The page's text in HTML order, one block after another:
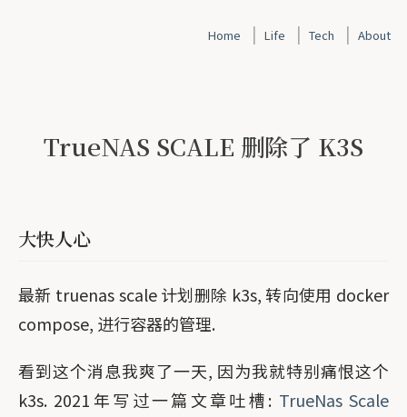
Home | Life | Tech | About
TrueNAS SCALE 删除了 K3S
大快人心
最新 truenas scale 计划删除 k3s, 转向使用 docker
compose, 进行容器的管理.
看到这个消息我爽了一天, 因为我就特别痛恨这个
k3s. 2021年写过一篇文章吐槽: TrueNas Scale